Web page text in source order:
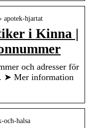
apotek-hjartat
i Kinna |
och adresser för
➤ Mer information
och-halsa